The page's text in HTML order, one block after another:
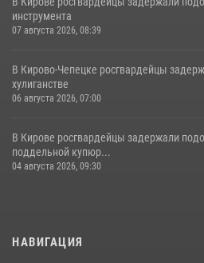
инструмента
07 августа 2026, 08:39
В Кирово-Чепецке росгвардейцы
хулиганстве
06 августа 2026, 07:00
В Кирове росгвардейцы задержали
поддельной купюр...
04 августа 2026, 09:30
НАВИГАЦИЯ